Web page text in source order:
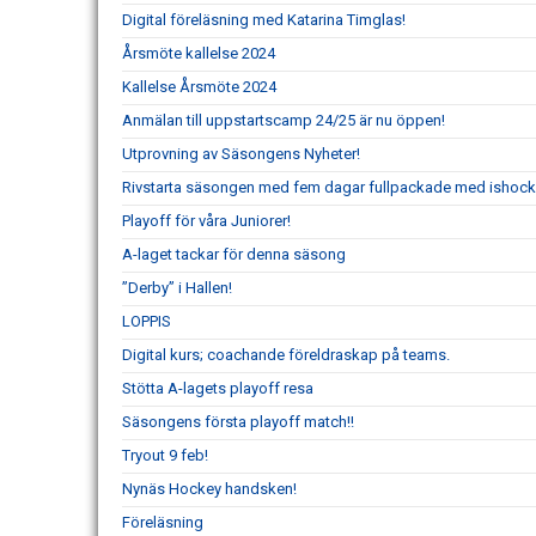
Digital föreläsning med Katarina Timglas!
Årsmöte kallelse 2024
Kallelse Årsmöte 2024
Anmälan till uppstartscamp 24/25 är nu öppen!
Utprovning av Säsongens Nyheter!
Rivstarta säsongen med fem dagar fullpackade med
Playoff för våra Juniorer!
A-laget tackar för denna säsong
”Derby” i Hallen!
LOPPIS
Digital kurs; coachande föreldraskap på teams.
Stötta A-lagets playoff resa
Säsongens första playoff match!!
Tryout 9 feb!
Nynäs Hockey handsken!
Föreläsning